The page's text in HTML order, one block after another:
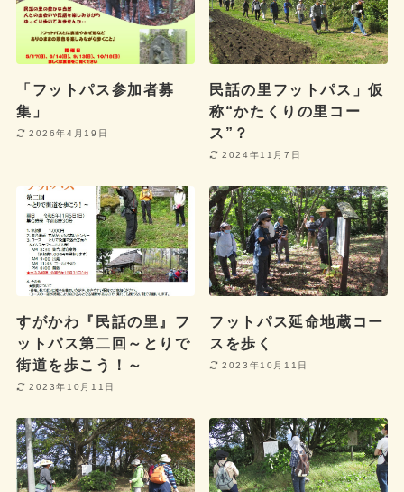
「フットパス参加者募
集」
2026年4月19日
民話の里フットパス」仮
称“かたくりの里コー
ス”？
2024年11月7日
すがかわ『民話の里』フ
ットパス第二回～とりで
街道を歩こう！～
2023年10月11日
フットパス延命地蔵コー
スを歩く
2023年10月11日